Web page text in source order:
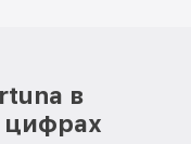
в
цифрах